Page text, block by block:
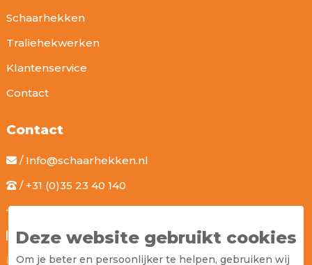
Schaarhekken
Traliehekwerken
Klantenservice
Contact
Contact
/ Info@schaarhekken.nl
/ +31 (0)35 23 40 140
/ Zwaluwenweg 22, 3762 VC Soest
/ Algemene voorwaarden
/ Cookies
Deze website gebruikt cookies
Om je beter en persoonlijker te helpen, gebruiken wij